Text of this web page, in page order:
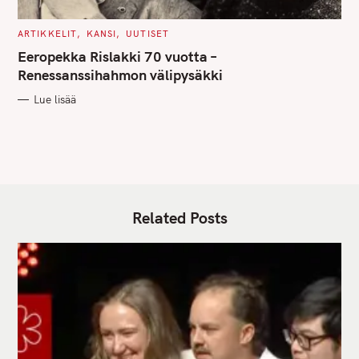
C
T
E
G
O
I
ARTIKKELIT KANSI UUTISET
Eeropekka Rislakki 70 vuotta –
Renessanssihahmon välipysäkki
Lue lisää
Related Posts